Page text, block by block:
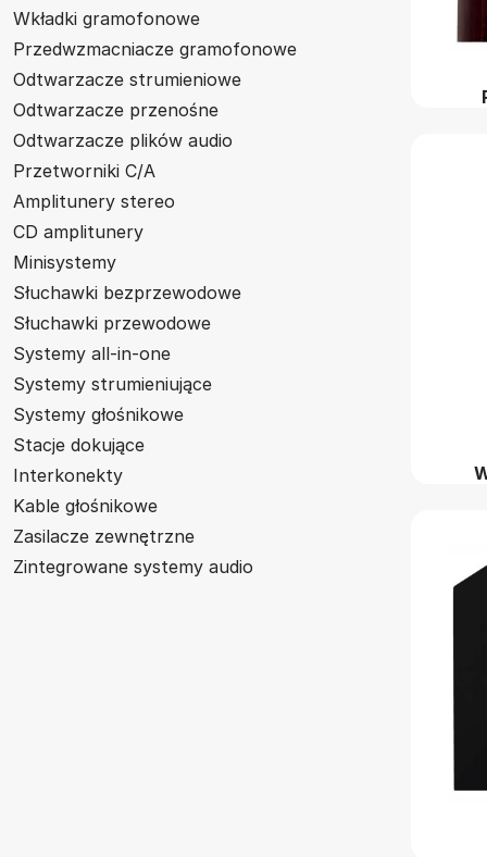
Wkładki gramofonowe
Przedwzmacniacze gramofonowe
Odtwarzacze strumieniowe
Odtwarzacze przenośne
Odtwarzacze plików audio
Przetworniki C/A
Amplitunery stereo
CD amplitunery
Minisystemy
Słuchawki bezprzewodowe
Słuchawki przewodowe
Systemy all-in-one
Systemy strumieniujące
Systemy głośnikowe
Stacje dokujące
Interkonekty
Kable głośnikowe
Zasilacze zewnętrzne
Zintegrowane systemy audio